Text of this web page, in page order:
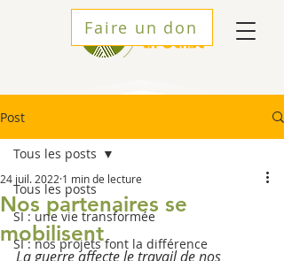
Faire un don
Post
Tous les posts
SI : une vie transformée
SI : nos projets font la différence
Tous les posts
Nos partenaires se
mobilisent
24 juil. 2022 1 min de lecture
La guerre affecte le travail de nos